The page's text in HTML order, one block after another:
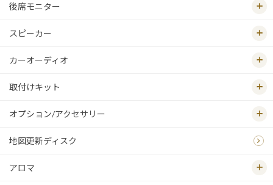
後席モニター
スピーカー
カーオーディオ
取付けキット
オプション/アクセサリー
地図更新ディスク
アロマ